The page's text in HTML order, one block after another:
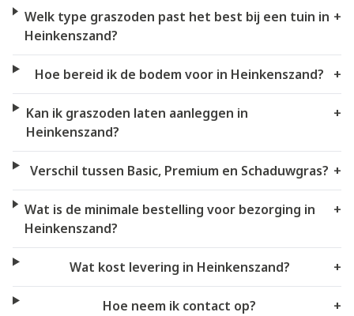
Welk type graszoden past het best bij een tuin in
Heinkenszand?
+
Hoe bereid ik de bodem voor in Heinkenszand? +
Kan ik graszoden laten aanleggen in
Heinkenszand?
+
Verschil tussen Basic, Premium en Schaduwgras? +
Wat is de minimale bestelling voor bezorging in
Heinkenszand?
+
Wat kost levering in Heinkenszand? +
Hoe neem ik contact op? +